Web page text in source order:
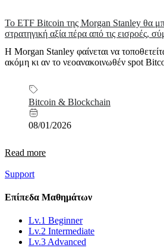
Το ETF Bitcoin της Morgan Stanley θα
στρατηγική αξία πέρα από τις εισροές,
Η Morgan Stanley φαίνεται να
ακόμη κι αν το νεοανακοινωθέν spot
Bitcoin & Blockchain
08/01/2026
Read more
Support
Επίπεδα Μαθημάτων
Lv.1 Beginner
Lv.2 Intermediate
Lv.3 Advanced